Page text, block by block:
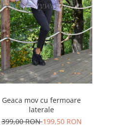
Geaca mov cu fermoare
laterale
399,00 RON199,50 RON